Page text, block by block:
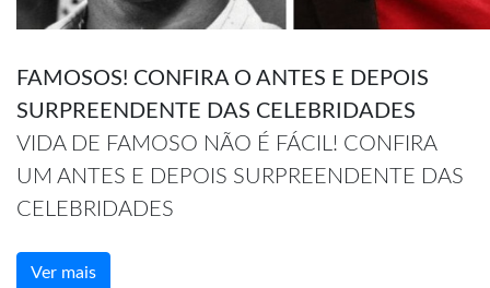
FAMOSOS! CONFIRA O ANTES E DEPOIS
SURPREENDENTE DAS CELEBRIDADES
VIDA DE FAMOSO NÃO É FÁCIL! CONFIRA
UM ANTES E DEPOIS SURPREENDENTE DAS
CELEBRIDADES
Ver mais